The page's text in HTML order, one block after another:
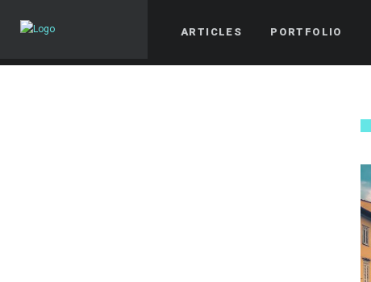
ARTICLES PORTFOLIO